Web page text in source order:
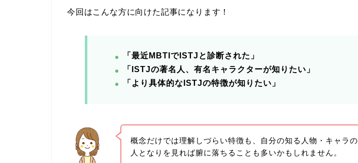
今回はこんな方に向けた記事になります！
「最近MBTIでISTJと診断された」
「ISTJの著名人、有名キャラクターが知りたい」
「より具体的なISTJの特徴が知りたい」
概念だけでは理解しづらい特徴も、自分の知る人物・キャラの
人となりを見れば腑に落ちることも多いかもしれません。